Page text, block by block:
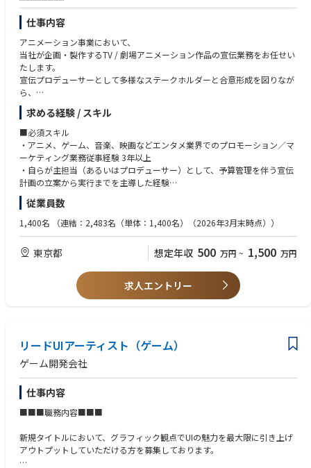
3.ユーザーリサーチ
医療従事者や患者、その他各プロダクトにおけるユーザーを対象とした定
量／定性調査の設計
調査結果の分析／改善施策の創出
4.その他
事業リード（ＰＬ責任者）や社内エンジニア等との共創
クリニック／その他外部ステーホルダーとの共創／折衝
プロジェクトマネジメント
仕事内容
アニメーション事業において、
当社が企画・製作するTV / 劇場アニメーション作品の宣伝業務をお任せい
たします。
宣伝プロデューサーとして多様なステークホルダーと合意形成を図りなが
ら、
宣伝プランの策定から実行までを一気通貫で推進いただくポジションで
す。
▼職務内容詳細
・アニメ作品の宣伝・販促計画の策定（コンセプト設計、ターゲット選
定、ロードマップ構築）
・計画に則った各種施策の企画・推進
・オウンドメディア／SNSの設計・運用（代理店やチームメンバーのディ
レクション含む）
・主催／出展イベントの企画・運営
・TV/雑誌/WEBなど各種メディアとの折衝、広報業務
・宣伝予算（P/L管理含む）、チームの管理業務
※ご入社後は集英社DeNAプロジェクツへ出向いただく予定です
求める経験 / スキル
■必須スキル
・アニメ、ゲーム、音楽、映画などエンタメ業界でのプロモーション／マ
ーケティング業務従事経験 3年以上
・自らが主担当（あるいはプロデューサー）として、予算管理を伴う宣伝
計画の立案から実行までを主導した経験
・製作委員会や版権元など、複雑なステークホルダーとの折衝・調整業務
の実務経験
・アニメ業界での宣伝プロデューサー、または宣伝デスクとしての実務経
験
・チームのマネジメントや、後輩の育成・ディレクション経験
・CD/BD/DVD/グッズ等のパッケージ、または配信特化の宣伝・販促経験
・各種デザインソフト（Adobe Photoshop, Illustrator）や、動画編集ソ
■求める人物像
・アニメ・エンターテインメントに深い愛情と情熱を持ち、ビジネスの視
点を持ってヒットへ導く執着心がある方
・最新の業界／マーケティングのトレンドを能動的にキャッチアップし、
施策に反映できる方
・自身が先頭に立ち、不確実な状況でも周囲を巻き込みながら粘り強く業
務を推進できる方
・高い協調性とバランス感覚を持ち、ステークホルダーと適切な着地へ誘
引できるコミュニケーション能力をお持ちの方
従業員数
1,400名 （連結：2,483名（単体：1,400名）（2026年3月末時点））
東京都 想定年収 500 万円 ~ 1,500 万円
求人エントリー
リードUIアーティスト（ゲーム）
ゲーム開発会社
仕事内容
■■■職務内容■■■
新規タイトルにおいて、グラフィック観点でUIの魅力を最大限に引き上げ
アウトプットしていただける方を募集しております。